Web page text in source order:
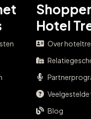
Hotel
Over
Veelgestelde
Blog